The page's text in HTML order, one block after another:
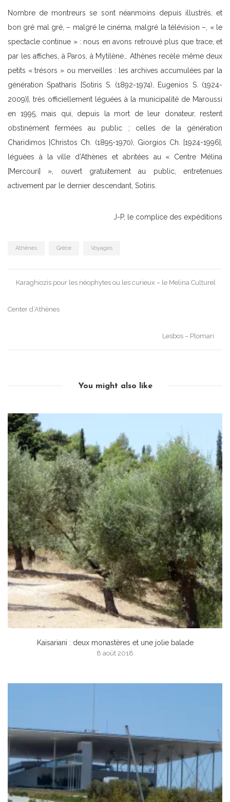
Nombre de montreurs se sont néanmoins depuis illustrés, et
bon gré mal gré, – malgré le cinéma, malgré la télévision –, « le
spectacle continue » : nous en avons retrouvé plus que trace, et
par les affiches, à Paros, à Mytilène… Athènes recèle même deux
petits « trésors » ou merveilles : les archives accumulées par la
génération Spatharis [Sotiris S. (1892-1974), Eugenios S. (1924-
2009)], très officiellement léguées à la municipalité de Maroussi
en 1995, mais qui, depuis la mort de leur donateur, restent
obstinément fermées au public ; celles de la génération
Charidimos [Christos Ch. (1895-1970), Giorgios Ch. [1924-1996],
léguées à la ville d’Athènes et abritées au « Centre Mélina
[Mercouri] », ouvert gratuitement au public, entretenues
activement par le dernier descendant, Sotiris.
J-P, le complice des expéditions
Athènes Grèce Voyages
Post
Karaghiozis pour les néophytes ou les curieux – le Melina Culturel
Center d’Athènes
Lesbos – Plomari
You might also like
Kaisariani : deux monastères et une jolie balade
8 août 2018